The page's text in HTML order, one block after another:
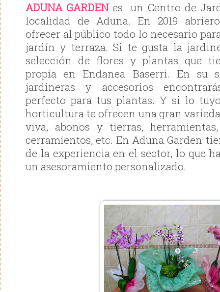
ADUNA GARDENes un Centro de
localidad de Aduna. En 2019
ofrecer al público todo lo necesario
jardín y terraza. Si te gusta la
selección de flores y plantas que
propia en Endanea Baserri. En su
jardineras y accesorios
perfecto para tus plantas. Y si lo
horticultura te ofrecen una gran
viva, abonos y tierras,
cerramientos, etc. En Aduna Garden
de la experiencia en el sector, lo que
un asesoramiento personalizado.